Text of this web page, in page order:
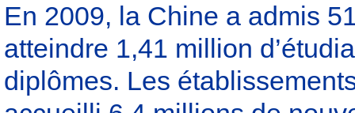
En 2009, la Chine a admis
atteindre 1,41 million
diplômes. Les